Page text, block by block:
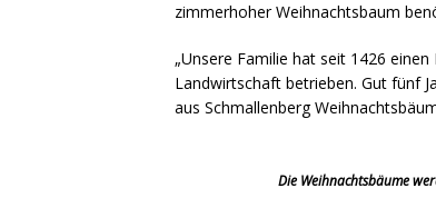
zimmerhoher Weihnachtsbaum
„Unsere Familie hat seit 1426
Landwirtschaft betrieben. Gut fünf
aus Schmallenberg
Die Weihnachtsbäume